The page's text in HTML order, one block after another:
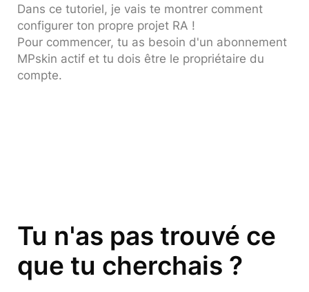
Dans ce tutoriel, je vais te montrer comment
configurer ton propre projet RA !
Pour commencer, tu as besoin d'un abonnement
MPskin actif et tu dois être le propriétaire du
compte.
Tu n'as pas trouvé ce
que tu cherchais ?